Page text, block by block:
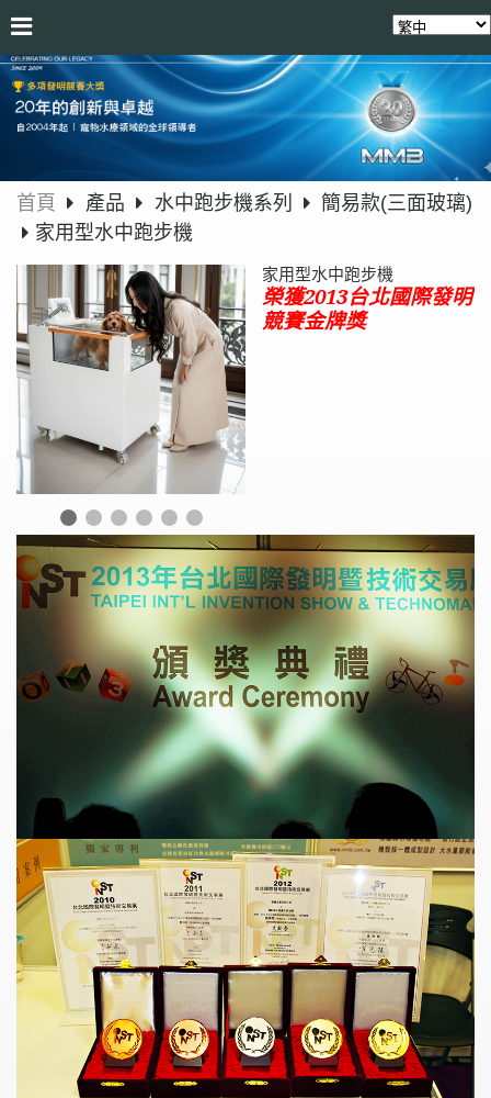
首頁 產品 水中跑步機系列
簡易款(三面玻璃)
家用型水中跑步機
家用型水中跑步機
榮獲2013台北國際發明
競賽金牌獎